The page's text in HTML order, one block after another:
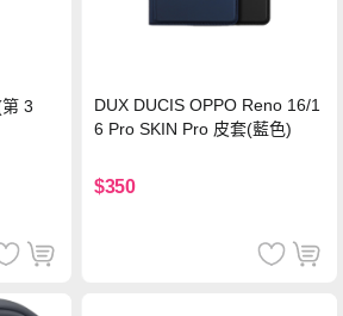
3
DUX DUCIS OPPO Reno 16/1
6 Pro SKIN Pro 皮套(藍色)
$350